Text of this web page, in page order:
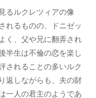
るルクレツィアの像
れるものの、ドニゼッ
く、父や兄に翻弄され
半生は不倫の恋を楽し
されることの多いルク
返しながらも、夫の財
一人の君主のようであ